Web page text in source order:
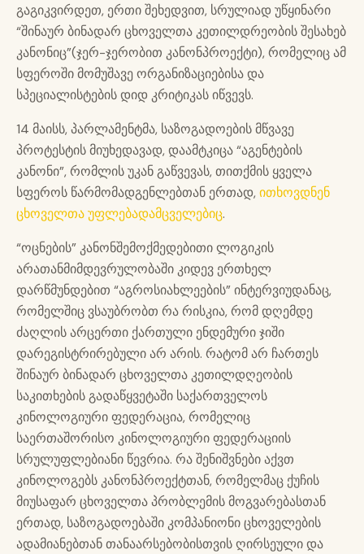
გაგიკვირდეთ, ერთი შეხედვით, სრულიად უწყინარი
“შინაურ ბინადარ ცხოველთა კეთილდრეობის შესახებ
კანონიც”(ჯერ-ჯერობით კანონპროექტი), რომელიც ამ
სფეროში მომუშავე ორგანიზაციებისა და
სპეციალისტების დიდ კრიტიკას იწვევს.
14 მაისს, პარლამენტმა, საზოგადოების მწვავე
პროტესტის მიუხედავად, დაამტკიცა “აგენტების
კანონი”, რომლის უკან გაწვევას, თითქმის ყველა
სფეროს წარმომადგენლებთან ერთად, ითხოვდნენ
ცხოველთა უფლებადამცველებიც.
“ოცნების” კანონშემოქმედებითი ლოგიკის
არათანმიმდევრულობაში კიდევ ერთხელ
დარწმუნდებით “აგროსიახლეების” ინტერვიუდანაც,
რომელშიც ვსაუბრობთ რა რისკია, რომ დღემდე
ძაღლის არცერთი ქართული ენდემური ჯიში
დარეგისტრირებული არ არის. რატომ არ ჩართეს
შინაურ ბინადარ ცხოველთა კეთილდღეობის
საკითხების გადაწყვეტაში საქართველოს
კინოლოგიური ფედერაცია, რომელიც
საერთაშორისო კინოლოგიური ფედერაციის
სრულუფლებიანი წევრია. რა შენიშვნები აქვთ
კინოლოგებს კანონპროექტთან, რომელმაც ქუჩის
მიუსაფარ ცხოველთა პრობლემის მოგვარებასთან
ერთად, საზოგადოებაში კომპანიონი ცხოველების
ადამიანებთან თანაარსებობისთვის ღირსეული და